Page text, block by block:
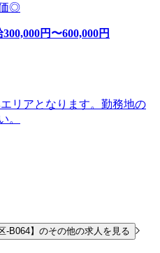
価◎
300,000円〜600,000円
リアとなります。勤務地の
。
-B064】のその他の求人を見る